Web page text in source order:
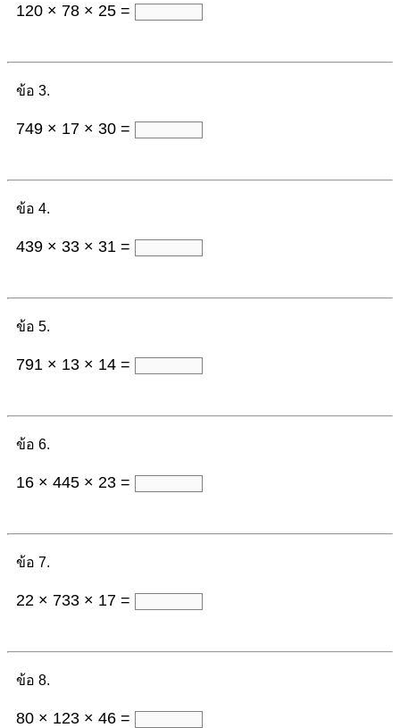
120 × 78 × 25 =
ข้อ 3.
749 × 17 × 30 =
ข้อ 4.
439 × 33 × 31 =
ข้อ 5.
791 × 13 × 14 =
ข้อ 6.
16 × 445 × 23 =
ข้อ 7.
22 × 733 × 17 =
ข้อ 8.
80 × 123 × 46 =